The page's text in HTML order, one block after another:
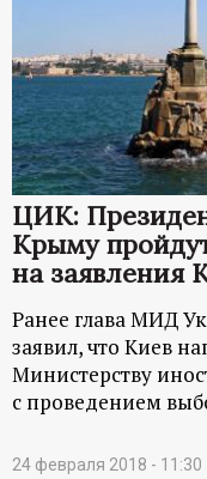
ЦИК:
Крыму
на заявления
Ранее глава МИД
заявил, что Киев
Министерству
с проведением
24 февраля 2018 - 11:30